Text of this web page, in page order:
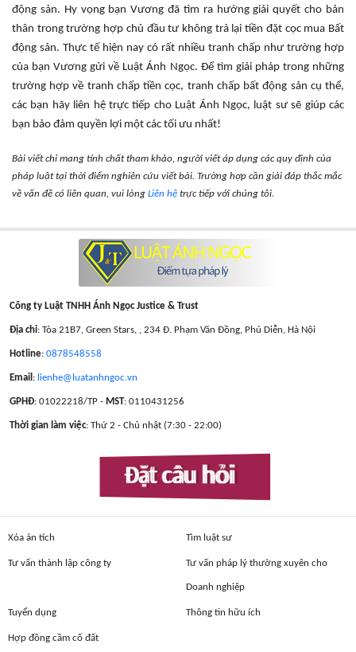
động sản. Hy vọng bạn Vương đã tìm ra hướng giải quyết cho bản
thân trong trường hợp chủ đầu tư không trả lại tiền đặt cọc mua Bất
động sản. Thực tế hiện nay có rất nhiều tranh chấp như trường hợp
của bạn Vương gửi về Luật Ánh Ngọc. Để tìm giải pháp trong những
trường hợp về tranh chấp tiền cọc, tranh chấp bất động sản cụ thể,
các bạn hãy liên hệ trực tiếp cho Luật Ánh Ngọc, luật sư sẽ giúp các
bạn bảo đảm quyền lợi một các tối ưu nhất!
Bài viết chỉ mang tính chất tham khảo, người viết áp dụng các quy định của
pháp luật tại thời điểm nghiên cứu viết bài. Trường hợp cần giải đáp thắc mắc
về vấn đề có liên quan, vui lòng Liên hệ trực tiếp với chúng tôi.
Công ty Luật TNHH Ánh Ngọc Justice & Trust
Địa chỉ: Tòa 21B7, Green Stars, , 234 Đ. Phạm Văn Đồng, Phú Diễn, Hà Nội
Hotline: 0878548558
Email : lienhe@luatanhngoc.vn
GPHĐ: 01022218/TP - MST: 0110431256
Thời gian làm việc: Thứ 2 - Chủ nhật (7:30 - 22:00)
Đặt câu hỏi
Xóa án tích Tìm luật sư
Tư vấn thành lập công ty Tư vấn pháp lý thường xuyên cho
Doanh nghiệp
Tuyển dụng Thông tin hữu ích
Hợp đồng cầm cố đất